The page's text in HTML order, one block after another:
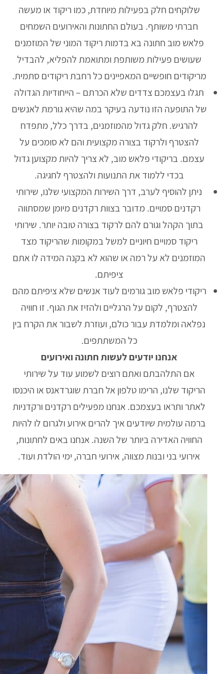
שלוקחים חלק בפעילות מיוחדת, כמו ריקוד או מעשה
חברתי משותף. בעולם החתונות והאירועים השמחים
פלאש מוב חתונה בא בדמות ריקוד המוני של המוזמנים
שעושים פעילות משותפת ומתואמת להפליא, להבדיל
מריקודים חופשיים המאפיינים כל רחבת ריקודים סתמית.
תגלו בעצמכם צדדים שלא הכרתם – הייחודיות הגדולה
של התופעה הזו נודעה בעיקר במה שהיא גורמת לאנשים
להרגיש. חלק גדול מהמוזמנים, בדרך כלל, מתפדח
להצטרף ולרקוד בצורה מקצועית והם לא סומכים על
עצמם. בריקודי פלאש מוב, לא צריך להיות מקצוען גדול
בכדי ללמוד את התנועות ולהצטרף לחגיגה.
ניתן להוסיף לערב, דרך השירות המקצועי שלנו, שירותי
רקדנים סמויים. מדובר בצוות רקדנים מיומן שמסתווה
בתוך הקהל וגורם להם לרקוד בצורה טובה יותר. שירותי
ריקוד סמויים חיוניים למשל במקומות שהריקוד מצד
המוזמנים לא על רמה או שהוא לא בקנה המידה לו אתם
ציפיתם.
ריקודי פלאש מוב גורמים לעוד אנשים שלא ציפיתם מהם
להצטרף, לקום על הרגליים ולהזיז את הגוף. זו חוויה
נפלאה ומלמדת עבור כולם, ועוזרת לשבור את הקרח בין
כל המשתתפים.
אנחנו יודעים לעשות חתונה ואירועים
אם התלהבתם ואתם רוצים לשמוע עוד על שירותי
הריקוד שלנו, הרימו טלפון אל חברת שוגרדאנס או היכנסו
לאתר ותראו בעצמכם. אנחנו מפעילים רקדנים ורקדניות
ברמה עולמית שיודעים איך להרים אירוע ולגרום לו להיות
החוויה האדירה ביותר של השנה. אנחנו באים לחתונות,
אירועי בני ובנות מצווה, אירועי חברה, ימי הולדת ועוד.